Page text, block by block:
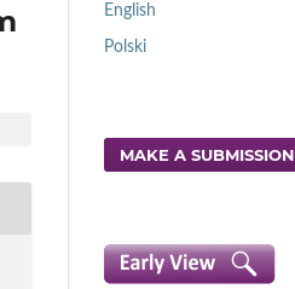
English
Polski
MAKE A SUBMISSION